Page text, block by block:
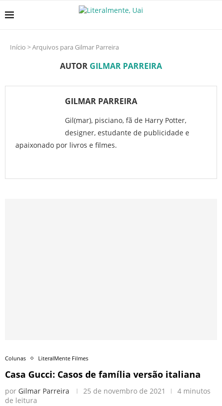
Início >Arquivos para Gilmar Parreira
AUTOR GILMAR PARREIRA
GILMAR PARREIRA
Gil(mar), pisciano, fã de Harry Potter,
designer, estudante de publicidade e
apaixonado por livros e filmes.
Colunas LiteralMente Filmes
Casa Gucci: Casos de família versão italiana
por Gilmar Parreira 25 de novembro de 2021
4 minutos
de leitura